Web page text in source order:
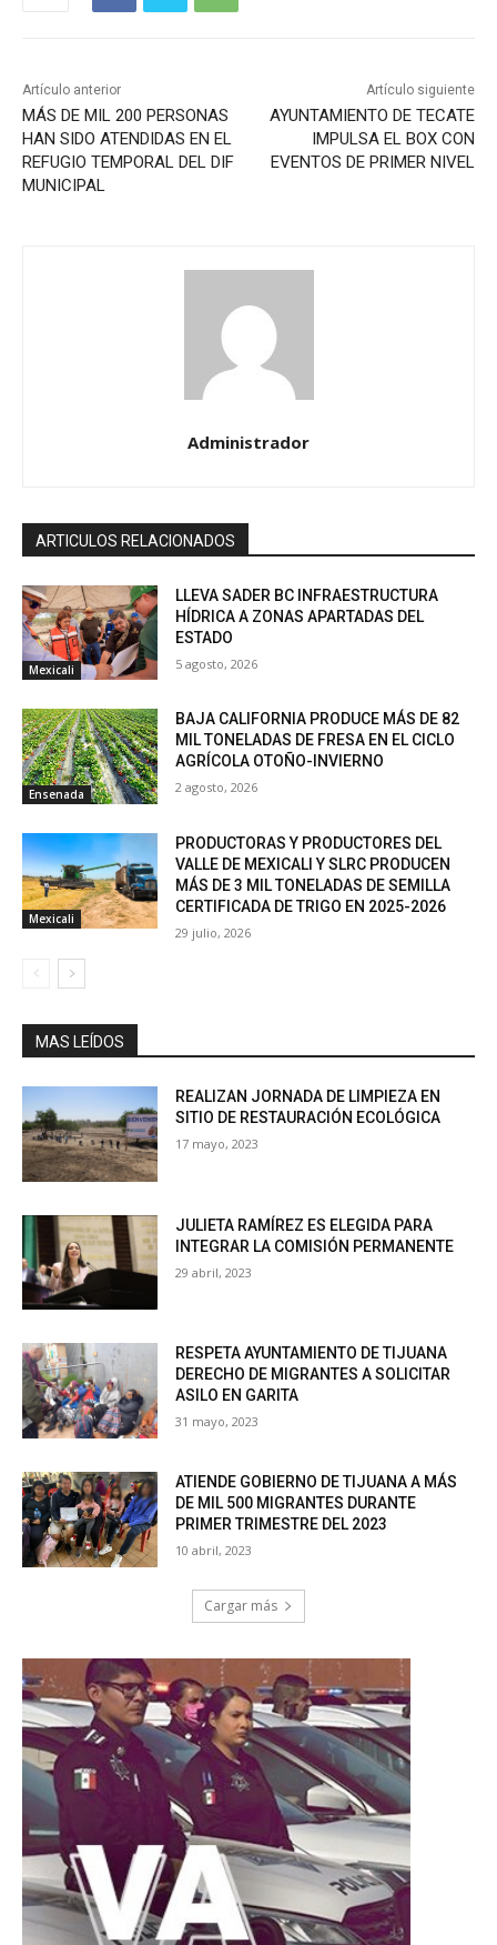
Artículo anterior
MÁS DE MIL 200 PERSONAS
HAN SIDO ATENDIDAS EN EL
REFUGIO TEMPORAL DEL DIF
MUNICIPAL
Artículo siguiente
AYUNTAMIENTO DE TECATE
IMPULSA EL BOX CON
EVENTOS DE PRIMER NIVEL
Administrador
ARTICULOS RELACIONADOS
Mexicali
LLEVA SADER BC INFRAESTRUCTURA
HÍDRICA A ZONAS APARTADAS DEL
ESTADO
5 agosto, 2026
Ensenada
BAJA CALIFORNIA PRODUCE MÁS DE 82
MIL TONELADAS DE FRESA EN EL CICLO
AGRÍCOLA OTOÑO-INVIERNO
2 agosto, 2026
Mexicali
PRODUCTORAS Y PRODUCTORES DEL
VALLE DE MEXICALI Y SLRC PRODUCEN
MÁS DE 3 MIL TONELADAS DE SEMILLA
CERTIFICADA DE TRIGO EN 2025-2026
29 julio, 2026
MAS LEÍDOS
REALIZAN JORNADA DE LIMPIEZA EN
SITIO DE RESTAURACIÓN ECOLÓGICA
17 mayo, 2023
JULIETA RAMÍREZ ES ELEGIDA PARA
INTEGRAR LA COMISIÓN PERMANENTE
29 abril, 2023
RESPETA AYUNTAMIENTO DE TIJUANA
DERECHO DE MIGRANTES A SOLICITAR
ASILO EN GARITA
31 mayo, 2023
ATIENDE GOBIERNO DE TIJUANA A MÁS
DE MIL 500 MIGRANTES DURANTE
PRIMER TRIMESTRE DEL 2023
10 abril, 2023
Cargar más